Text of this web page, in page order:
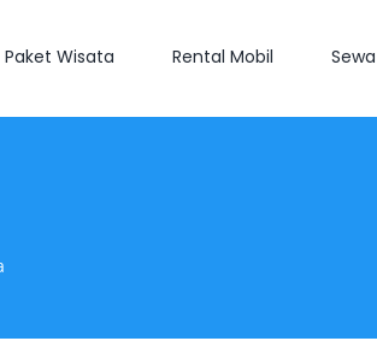
Paket Wisata Rental Mobil